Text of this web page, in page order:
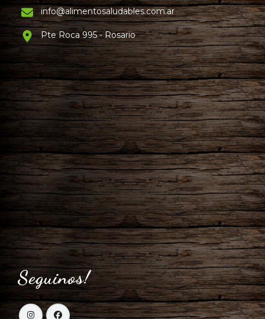
info@alimentosaludables.com.ar
Pte Roca 995 - Rosario
Seguinos!